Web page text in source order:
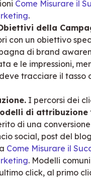
Come Misurare il
.
della
con un obiettivo
di brand
e le impressioni,
tracciare il tasso
I percorsi dei
di attribuzione
di una
social, post del
Come Misurare il
. Modelli comuni
click, al primo